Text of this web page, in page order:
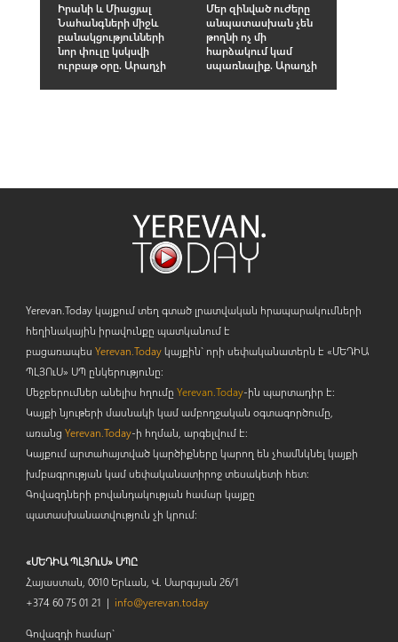
Իրանի և Միացյալ
Նահանգների միջև
բանակցությունների
նոր փուլը կսկսվի
ուրբաթ օրը. Արաղչի
Մեր զինված ուժերը
անպատասխան չեն
թողնի ոչ մի
հարձակում կամ
սպառնալիք. Արաղչի
Yerevan.Today կայքում տեղ գտած լրատվական հրապարակումների
հեղինակային իրավունքը պատկանում է
բացառապես Yerevan.Todayկայքին` որի սեփականատերն է «ՄԵԴԻԱ
ՊԼՅՈւՍ» ՍՊ ընկերությունը։
Մեջբերումներ անելիս հղումը Yerevan.Today-ին պարտադիր է:
Կայքի նյութերի մասնակի կամ ամբողջական օգտագործումը,
առանց Yerevan.Today-ի հղման, արգելվում է:
Կայքում արտահայտված կարծիքները կարող են չհամնկնել կայքի
խմբագրության կամ սեփականատիրոջ տեսակետի հետ:
Գովազդների բովանդակության համար կայքը
պատասխանատվություն չի կրում:
«ՄԵԴԻԱ ՊԼՅՈւՍ» ՍՊԸ
Հայաստան, 0010 Երևան, Վ. Սարգսյան 26/1
+374 60 75 01 21 | info@yerevan.today
Գովազդի համար`